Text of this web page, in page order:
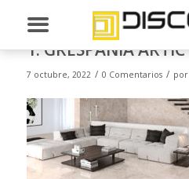
1. GRESPANIA ARTIC
7 octubre, 2022 / 0 Comentarios / por